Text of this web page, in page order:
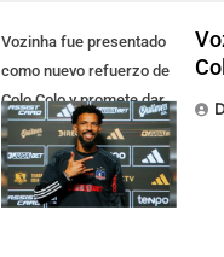
Vozinha fue presentado
como nuevo refuerzo de
Colo Colo y promete dar
pelea por el arco